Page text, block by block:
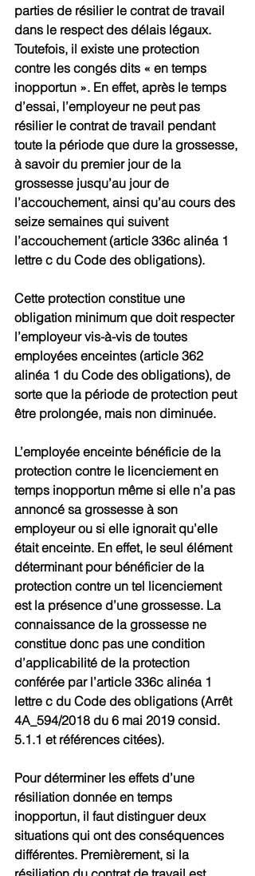
parties de résilier le contrat de travail
dans le respect des délais légaux.
Toutefois, il existe une protection
contre les congés dits « en temps
inopportun ». En effet, après le temps
d’essai, l’employeur ne peut pas
résilier le contrat de travail pendant
toute la période que dure la grossesse,
à savoir du premier jour de la
grossesse jusqu’au jour de
l’accouchement, ainsi qu’au cours des
seize semaines qui suivent
l’accouchement (article 336c alinéa 1
lettre c du Code des obligations).
Cette protection constitue une
obligation minimum que doit respecter
l’employeur vis-à-vis de toutes
employées enceintes (article 362
alinéa 1 du Code des obligations), de
sorte que la période de protection peut
être prolongée, mais non diminuée.
L’employée enceinte bénéficie de la
protection contre le licenciement en
temps inopportun même si elle n’a pas
annoncé sa grossesse à son
employeur ou si elle ignorait qu’elle
était enceinte. En effet, le seul élément
déterminant pour bénéficier de la
protection contre un tel licenciement
est la présence d’une grossesse. La
connaissance de la grossesse ne
constitue donc pas une condition
d’applicabilité de la protection
conférée par l’article 336c alinéa 1
lettre c du Code des obligations (Arrêt
4A_594/2018 du 6 mai 2019 consid.
5.1.1 et références citées).
Pour déterminer les effets d’une
résiliation donnée en temps
inopportun, il faut distinguer deux
situations qui ont des conséquences
différentes. Premièrement, si la